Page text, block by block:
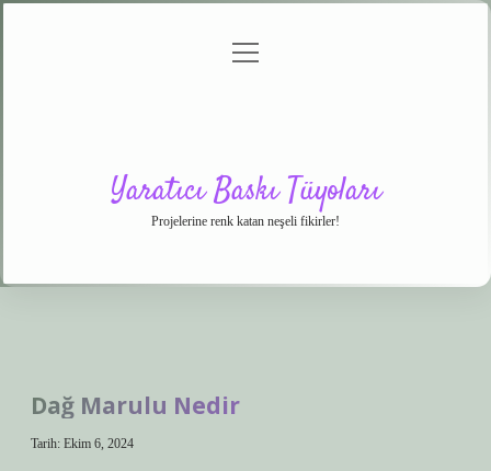
menüyü
Yaratıcı Baskı Tüyoları
Projelerine renk katan neşeli fikirler!
Dağ Marulu Nedir
Tarih: Ekim 6, 2024